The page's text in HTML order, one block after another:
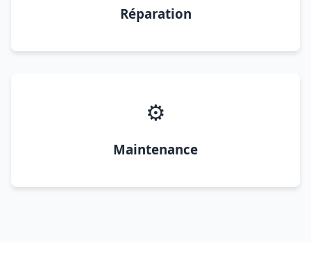
Réparation
⚙️
Maintenance